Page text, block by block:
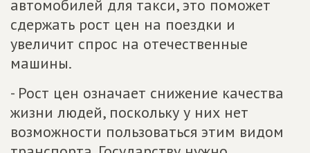
автомобилей для такси, это поможет
сдержать рост цен на поездки и
увеличит спрос на отечественные
машины.
- Рост цен означает снижение качества
жизни людей, поскольку у них нет
возможности пользоваться этим видом